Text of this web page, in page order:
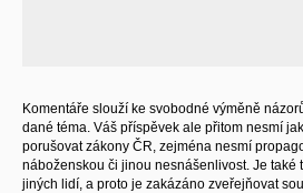
Komentáře slouží ke svobodné výměně
dané téma. Váš příspěvek ale přitom nesmí
porušovat zákony ČR, zejména nesmí
náboženskou či jinou nesnášenlivost. Je také
jiných lidí, a proto je zakázáno zveřejňovat